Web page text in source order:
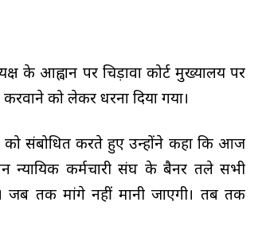
के आह्वान पर चिड़ावा कोर्ट मुख्यालय पर
को लेकर धरना दिया गया।
संबोधित करते हुए उन्होंने कहा कि आज
न्यायिक कर्मचारी संघ के बैनर तले सभी
जब तक मांगे नहीं मानी जाएगी। तब तक